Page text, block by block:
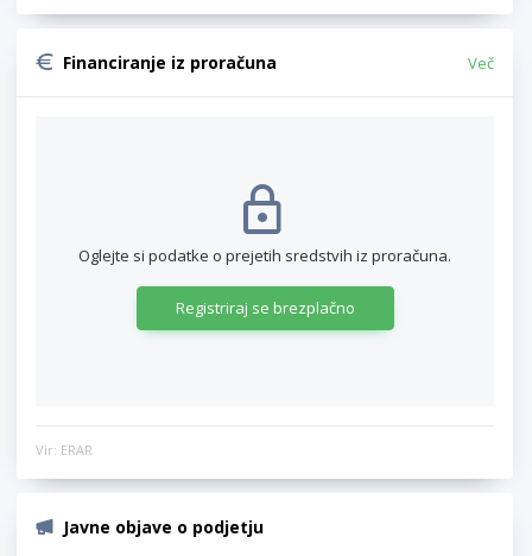
Financiranje iz proračuna Več
Oglejte si podatke o prejetih sredstvih iz proračuna.
Registriraj se brezplačno
Vir: ERAR
Javne objave o podjetju